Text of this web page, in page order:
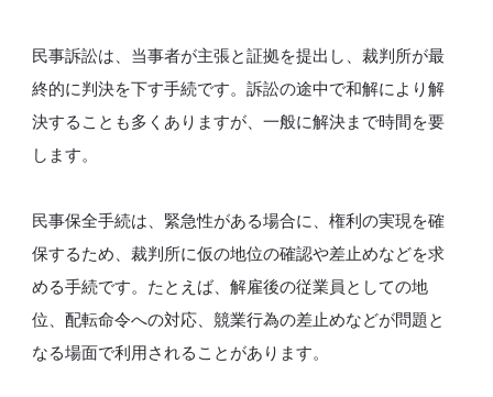
民事訴訟は、当事者が主張と証拠を提出し、裁判所が最
終的に判決を下す手続です。訴訟の途中で和解により解
決することも多くありますが、一般に解決まで時間を要
します。
民事保全手続は、緊急性がある場合に、権利の実現を確
保するため、裁判所に仮の地位の確認や差止めなどを求
める手続です。たとえば、解雇後の従業員としての地
位、配転命令への対応、競業行為の差止めなどが問題と
なる場面で利用されることがあります。